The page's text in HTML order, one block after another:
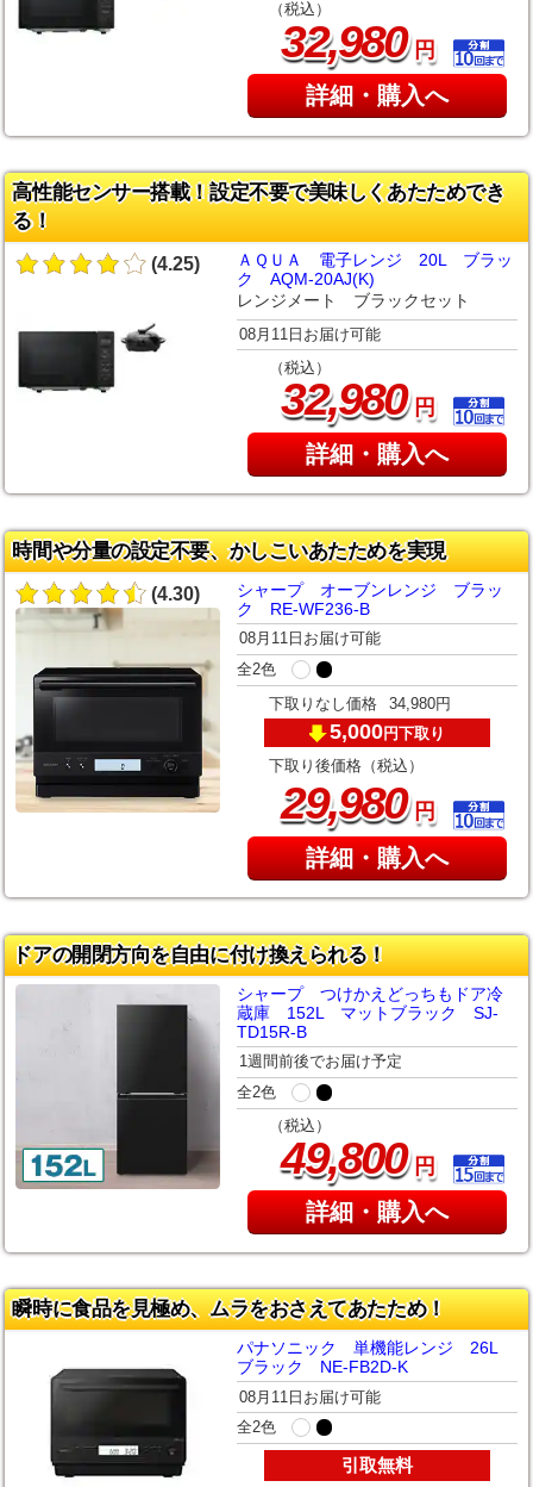
（税込）
32,980円
詳細・購入へ
高性能センサー搭載！設定不要で美味しくあたためでき
る！
(4.25)
ＡＱＵＡ 電子レンジ 20L ブラッ
ク AQM-20AJ(K)
レンジメート ブラックセット
08月11日お届け可能
（税込）
32,980円
詳細・購入へ
時間や分量の設定不要、かしこいあたためを実現
(4.30)
シャープ オーブンレンジ ブラッ
ク RE-WF236-B
08月11日お届け可能
全2色
下取りなし価格 34,980円
5,000円下取り
下取り後価格（税込）
29,980円
詳細・購入へ
ドアの開閉方向を自由に付け換えられる！
シャープ つけかえどっちもドア冷
蔵庫 152L マットブラック SJ-
TD15R-B
1週間前後でお届け予定
全2色
（税込）
49,800円
詳細・購入へ
瞬時に食品を見極め、ムラをおさえてあたため！
パナソニック 単機能レンジ 26L
ブラック NE-FB2D-K
08月11日お届け可能
全2色
引取無料